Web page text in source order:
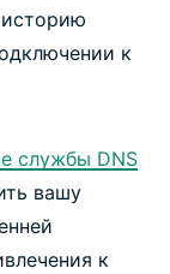
к
службы DNS
вашу
к